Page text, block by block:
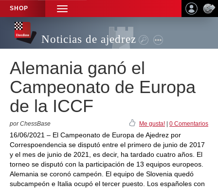
SHOP
TOGGLE
NAVIGATION
Noticias de ajedrez
Alemania ganó el
Campeonato de Europa
de la ICCF
por ChessBase Me gusta! 0 Comentarios
16/06/2021 – El Campeonato de Europa de Ajedrez por
Correspoendencia se disputó entre el primero de junio de 2017
y el mes de junio de 2021, es decir, ha tardado cuatro años. El
torneo se disputó con la participación de 13 equipos europeos.
Alemania se coronó campeón. El equipo de Slovenia quedó
subcampeón e Italia ocupó el tercer puesto. Los españoles con